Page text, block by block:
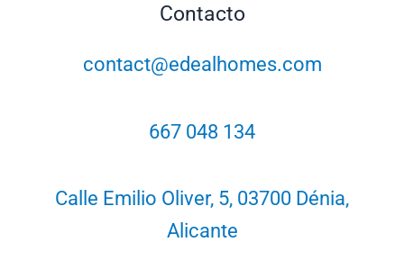
Contacto
contact@edealhomes.com
667 048 134
Calle Emilio Oliver, 5, 03700 Dénia,
Alicante